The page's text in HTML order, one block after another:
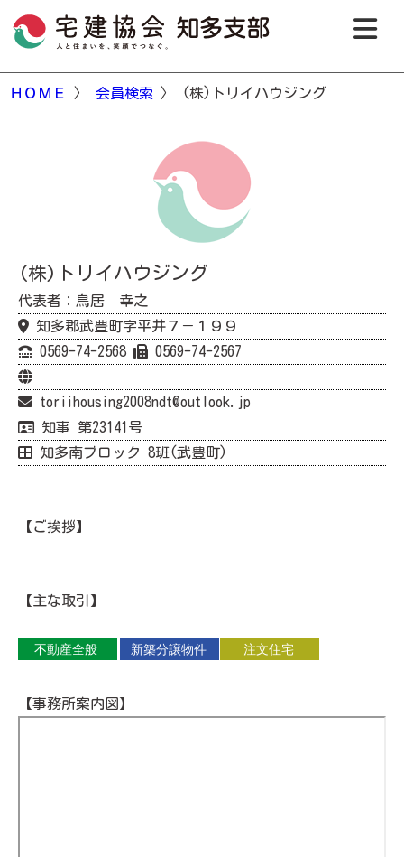
ＨＯＭＥ 〉 会員検索 〉 (株)トリイハウジング
(株)トリイハウジング
代表者：鳥居 幸之
知多郡武豊町字平井７－１９９
0569-74-2568
0569-74-2567
toriihousing2008ndt@outlook.jp
知事 第23141号
知多南ブロック 8班(武豊町)
【ご挨拶】
【主な取引】
【事務所案内図】